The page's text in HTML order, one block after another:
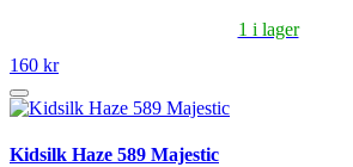
1 i lager
160 kr
Kidsilk Haze 589 Majestic